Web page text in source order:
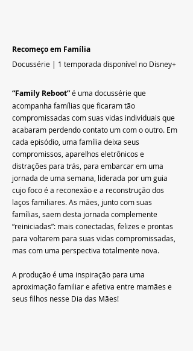
Recomeço em Família
Docussérie | 1 temporada disponível no Disney+
“Family Reboot” é uma docussérie que
acompanha famílias que ficaram tão
compromissadas com suas vidas individuais que
acabaram perdendo contato um com o outro. Em
cada episódio, uma família deixa seus
compromissos, aparelhos eletrônicos e
distrações para trás, para embarcar em uma
jornada de uma semana, liderada por um guia
cujo foco é a reconexão e a reconstrução dos
laços familiares. As mães, junto com suas
famílias, saem desta jornada complemente
“reiniciadas”: mais conectadas, felizes e prontas
para voltarem para suas vidas compromissadas,
mas com uma perspectiva totalmente nova.
A produção é uma inspiração para uma
aproximação familiar e afetiva entre mamães e
seus filhos nesse Dia das Mães!